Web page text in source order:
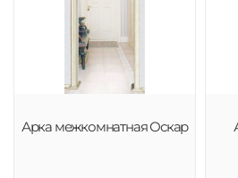
Арка межкомнатная Оскар